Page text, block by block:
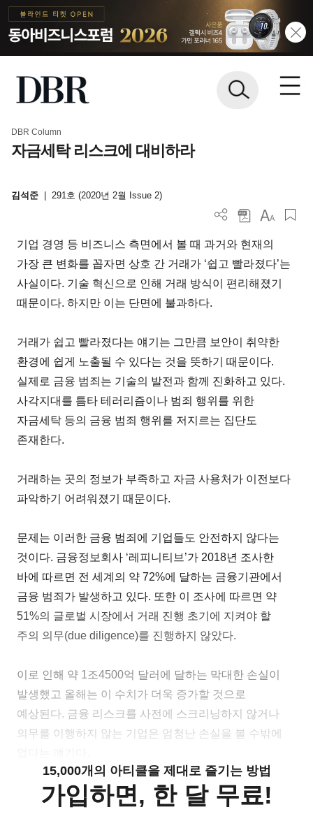
DBR Column
자금세탁 리스크에 대비하라
김석준 291호 (2020년 2월 Issue 2)
기업 경영 등 비즈니스 측면에서 볼 때 과거와 현재의
가장 큰 변화를 꼽자면 상호 간 거래가 ‘쉽고 빨라졌다’는
사실이다. 기술 혁신으로 인해 거래 방식이 편리해졌기
때문이다. 하지만 이는 단면에 불과하다.
거래가 쉽고 빨라졌다는 얘기는 그만큼 보안이 취약한
환경에 쉽게 노출될 수 있다는 것을 뜻하기 때문이다.
실제로 금융 범죄는 기술의 발전과 함께 진화하고 있다.
사각지대를 틈타 테러리즘이나 범죄 행위를 위한
자금세탁 등의 금융 범죄 행위를 저지르는 집단도
존재한다.
거래하는 곳의 정보가 부족하고 자금 사용처가 이전보다
파악하기 어려워졌기 때문이다.
문제는 이러한 금융 범죄에 기업들도 안전하지 않다는
것이다. 금융정보회사 ‘레피니티브’가 2018년 조사한
바에 따르면 전 세계의 약 72%에 달하는 금융기관에서
금융 범죄가 발생하고 있다. 또한 이 조사에 따르면 약
51%의 글로벌 시장에서 거래 진행 초기에 지켜야 할
주의 의무(due diligence)를 진행하지 않았다.
이로 인해 약 1조4500억 달러에 달하는 막대한 손실이
발생했고 올해는 이 수치가 더욱 증가할 것으로
예상된다. 금융 리스크를 사전에 스크리닝하지 않거나
의무를 이행하지 않는 기업은 엄청난 손실을 볼 수밖에
15,000개의 아티클을 제대로 즐기는 방법
가입하면, 한 달 무료!